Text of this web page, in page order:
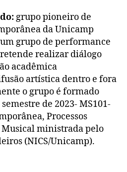
grupo pioneiro de
da Unicamp
grupo de performance
realizar diálogo
acadêmica
artística dentro e fora
o grupo é formado
de 2023- MS101-
Processos
Musical ministrada pelo
(NICS/Unicamp).